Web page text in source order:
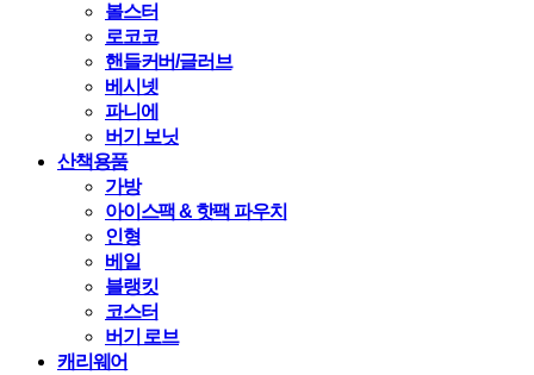
볼스터
로코코
핸들커버/글러브
베시넷
파니에
버기 보닛
산책용품
가방
아이스팩 & 핫팩 파우치
인형
베일
블랭킷
코스터
버기 로브
캐리웨어